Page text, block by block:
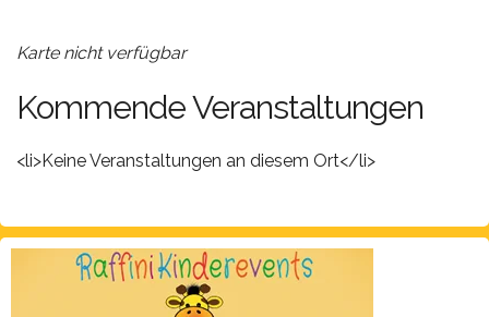
Jobs
Karte nicht verfügbar
Kommende Veranstaltungen
<li>Keine Veranstaltungen an diesem Ort</li>